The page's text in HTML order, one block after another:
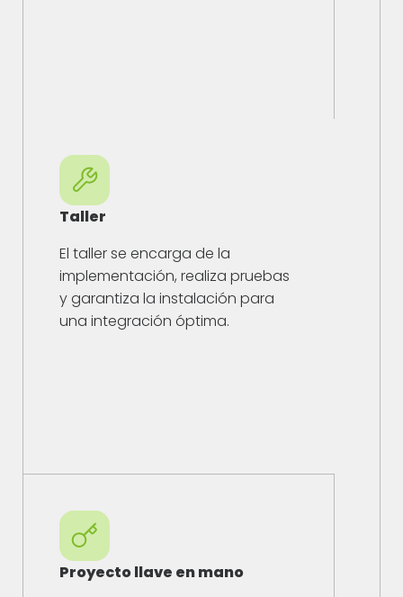
Taller
El taller se encarga de la
implementación, realiza pruebas
y garantiza la instalación para
una integración óptima.
Proyecto llave en mano